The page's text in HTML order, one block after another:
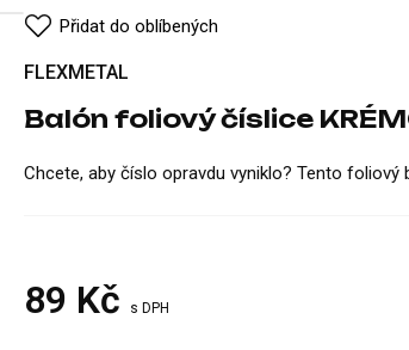
Přidat do oblíbených
FLEXMETAL
Balón foliový číslice
Chcete, aby číslo opravdu vyniklo? Tento
89 Kč s DPH